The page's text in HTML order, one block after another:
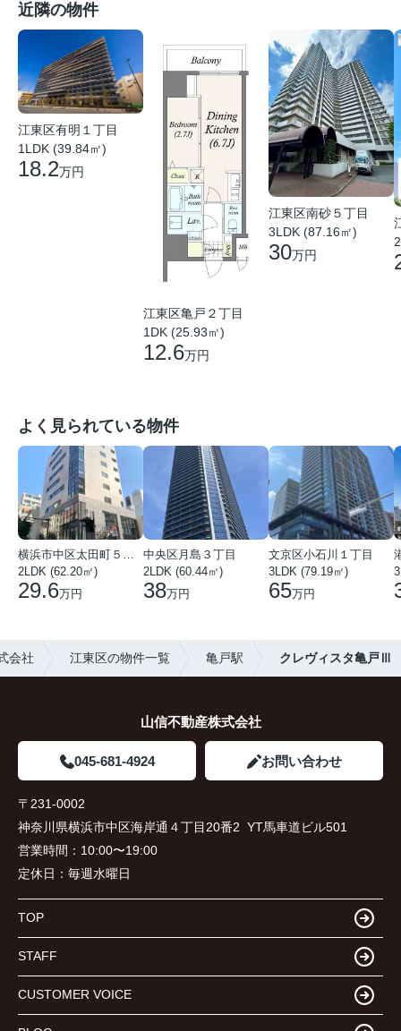
近隣の物件
江東区有明１丁目
1LDK (39.84㎡)
18.2万円
江東区亀戸２丁目
1DK (25.93㎡)
12.6万円
江東区南砂５丁目
3LDK (87.16㎡)
30万円
よく見られている物件
2LDK (62.20㎡)
29.6万円
中央区月島３丁目
2LDK (60.44㎡)
38万円
文京区小石川１丁目
3LDK (79.19㎡)
65万円
会社 江東区の物件一覧 亀戸駅 クレヴィスタ亀戸Ⅲ
山信不動産株式会社
045-681-4924 お問い合わせ
〒231-0002
神奈川県横浜市中区海岸通４丁目20番2 YT馬車道ビル501
営業時間： 10:00〜19:00
定休日： 毎週水曜日
TOP
STAFF
CUSTOMER VOICE